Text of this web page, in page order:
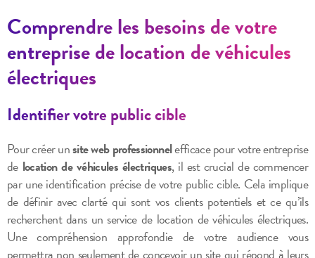
Comprendre les besoins de votre
entreprise de location de véhicules
électriques
Identifier votre public cible
Pour créer unsite web professionnelefficace pour votre entreprise
de location de véhicules électriques, il est crucial de commencer
par une identification précise de votre public cible. Cela implique
de définir avec clarté qui sont vos clients potentiels et ce qu’ils
recherchent dans un service de location de véhicules électriques.
Une compréhension approfondie de votre audience vous
permettra non seulement de concevoir un site qui répond à leurs